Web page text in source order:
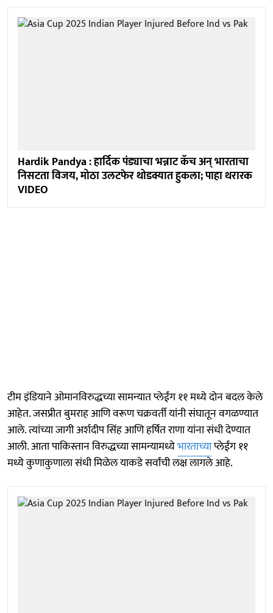
Hardik Pandya : हार्दिक पंड्याचा भन्नाट कॅच अन् भारताचा
निसटता विजय, मोठा उलटफेर थोडक्यात हुकला; पाहा थरारक
VIDEO
टीम इंडियाने ओमानविरुद्धच्या सामन्यात प्लेईंग ११ मध्ये दोन बदल केले
आहेत. जसप्रीत बुमराह आणि वरूण चक्रवर्ती यांनी संघातून वगळण्यात
आले. त्यांच्या जागी अर्शदीप सिंह आणि हर्षित राणा यांना संधी देण्यात
आली. आता पाकिस्तान विरुद्धच्या सामन्यामध्येभारताच्याप्लेईंग ११
मध्ये कुणाकुणाला संधी मिळेल याकडे सर्वांची लक्ष लागले आहे.